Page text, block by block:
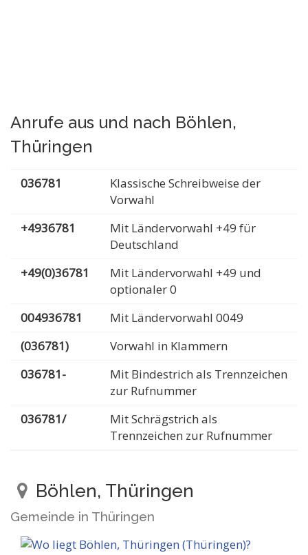
Anrufe aus und nach Böhlen,
Thüringen
036781
Klassische Schreibweise der
Vorwahl
+4936781
Mit Ländervorwahl +49 für
Deutschland
+49(0)36781
Mit Ländervorwahl +49 und
optionaler 0
004936781
Mit Ländervorwahl 0049
(036781)
Vorwahl in Klammern
036781-
Mit Bindestrich als Trennzeichen
zur Rufnummer
036781/
Mit Schrägstrich als
Trennzeichen zur Rufnummer
Böhlen, Thüringen
Gemeinde in Thüringen